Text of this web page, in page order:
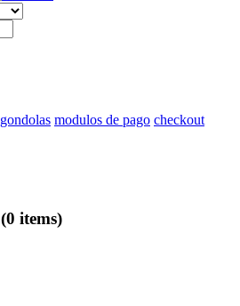
gondolas modulos de pago checkout
(0 items)